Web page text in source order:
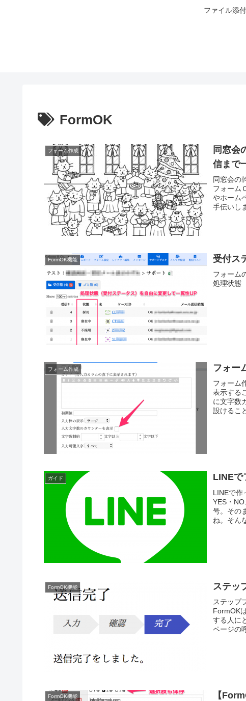
ファイル添
FormOK
フォーム作成
同窓会
信まで
同窓会の
フォーム
やホーム
手伝いし
FormOK機能 受付ス
フォーム
処理状態
フォーム作成 フォー
フォーム
表示する
に文字数
設けるこ
ガイド LINEで
LINEで作
YES・
号。その
ね。そん
FormOK機能 ステッ
ステップ
FormOK
する人に
ページの
FormOK機能
【